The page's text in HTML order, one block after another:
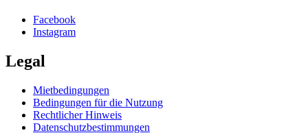
Facebook
Instagram
Legal
Mietbedingungen
Bedingungen für die Nutzung
Rechtlicher Hinweis
Datenschutzbestimmungen